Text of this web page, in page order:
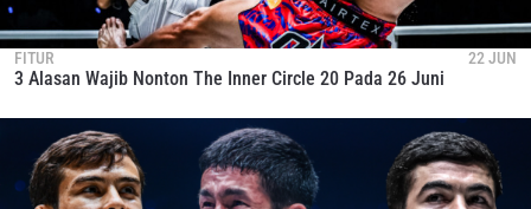
FITUR 22 JUN
3 Alasan Wajib Nonton The Inner Circle 20 Pada 26 Juni